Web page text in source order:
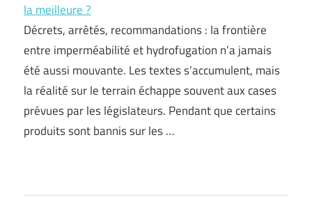
la meilleure ?
Décrets, arrêtés, recommandations : la frontière
entre imperméabilité et hydrofugation n’a jamais
été aussi mouvante. Les textes s’accumulent, mais
la réalité sur le terrain échappe souvent aux cases
prévues par les législateurs. Pendant que certains
produits sont bannis sur les …